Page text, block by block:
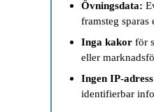
Övningsdata:
framsteg sparas
Inga kakor för
eller
Ingen IP-adress
identifierbar